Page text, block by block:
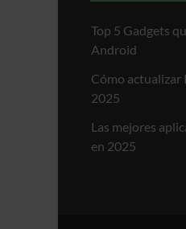
Top 5 Gadgets
Android
Cómo actualizar
2025
Las mejores
en 2025